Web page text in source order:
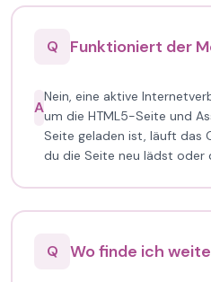
Q
Funktioniert der
A
Nein, eine aktive
um die HTML5-Seite und
Seite geladen ist, läuft das
du die Seite neu lädst oder
Q
Wo finde ich